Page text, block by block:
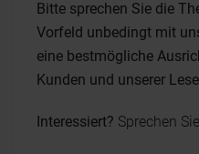
Bitte sprechen Sie die
Vorfeld unbedingt mit
eine bestmögliche
Kunden und unserer
Interessiert? Sprechen